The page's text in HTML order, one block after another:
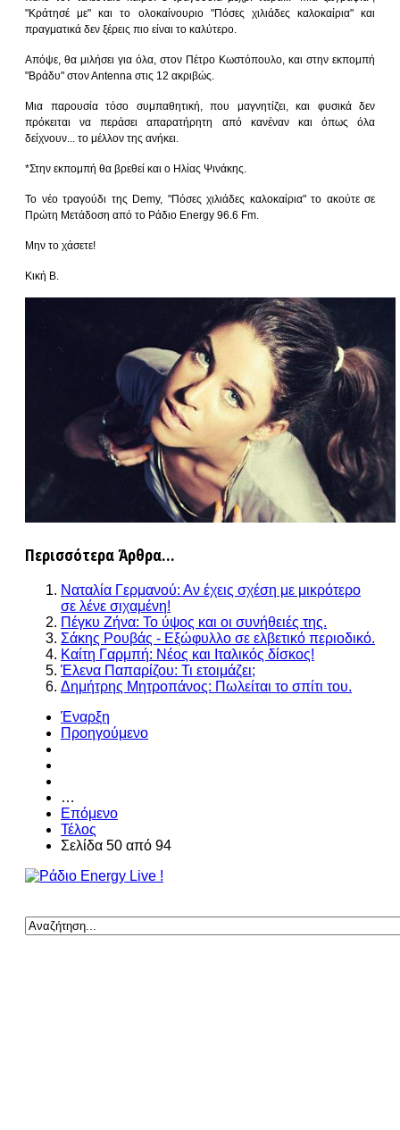
"Κράτησέ με" και το ολοκαίνουριο "Πόσες χιλιάδες καλοκαίρια" και
πραγματικά δεν ξέρεις πιο είναι το καλύτερο.
Απόψε, θα μιλήσει για όλα, στον Πέτρο Κωστόπουλο, και στην εκπομπή
"Βράδυ" στον Αntenna στις 12 ακριβώς.
Μια παρουσία τόσο συμπαθητική, που μαγνητίζει, και φυσικά δεν
πρόκειται να περάσει απαρατήρητη από κανέναν και όπως όλα
δείχνουν... το μέλλον της ανήκει.
*Στην εκπομπή θα βρεθεί και ο Ηλίας Ψινάκης.
Το νέο τραγούδι της Demy, "Πόσες χιλιάδες καλοκαίρια" το ακούτε σε
Πρώτη Μετάδοση από το Ράδιο Energy 96.6 Fm.
Μην το χάσετε!
Κική Β.
Περισσότερα Άρθρα...
Ναταλία Γερμανού: Αν έχεις σχέση με μικρότερο
σε λένε σιχαμένη!
Πέγκυ Ζήνα: Το ύψος και οι συνήθειές της.
Σάκης Ρουβάς - Εξώφυλλο σε ελβετικό περιοδικό.
Καίτη Γαρμπή: Νέος και Ιταλικός δίσκος!
Έλενα Παπαρίζου: Τι ετοιμάζει;
Δημήτρης Μητροπάνος: Πωλείται το σπίτι του.
Έναρξη
Προηγούμενο
…
Επόμενο
Τέλος
Σελίδα 50 από 94